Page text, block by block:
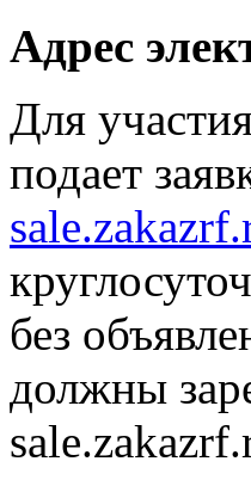
Адрес
Для
подает
без
должны